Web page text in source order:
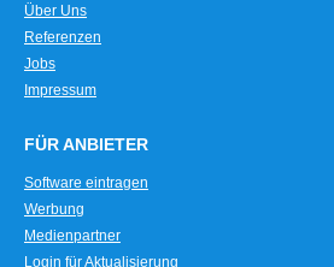
Über Uns
Referenzen
Jobs
Impressum
FÜR ANBIETER
Software eintragen
Werbung
Medienpartner
Login für Aktualisierung